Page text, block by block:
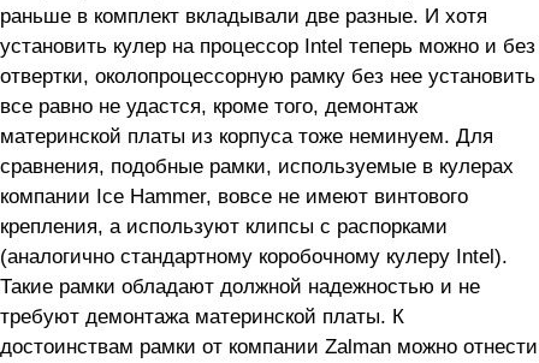
раньше в комплект вкладывали две разные. И хотя
установить кулер на процессор Intel теперь можно и без
отвертки, околопроцессорную рамку без нее установить
все равно не удастся, кроме того, демонтаж
материнской платы из корпуса тоже неминуем. Для
сравнения, подобные рамки, используемые в кулерах
компании Ice Hammer, вовсе не имеют винтового
крепления, а используют клипсы с распорками
(аналогично стандартному коробочному кулеру Intel).
Такие рамки обладают должной надежностью и не
требуют демонтажа материнской платы. К
достоинствам рамки от компании Zalman можно отнести